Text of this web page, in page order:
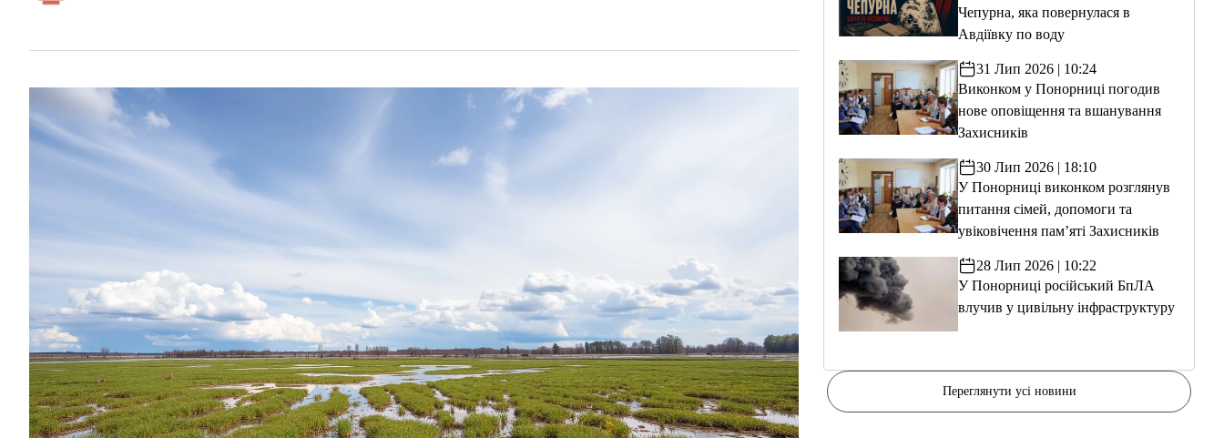
Чепурна, яка повернулася в
Авдіївку по воду
31 Лип 2026 | 10:24
Виконком у Понорниці погодив
нове оповіщення та вшанування
Захисників
30 Лип 2026 | 18:10
У Понорниці виконком розглянув
питання сімей, допомоги та
увіковічення пам’яті Захисників
28 Лип 2026 | 10:22
У Понорниці російський БпЛА
влучив у цивільну інфраструктуру
Переглянути усі новини